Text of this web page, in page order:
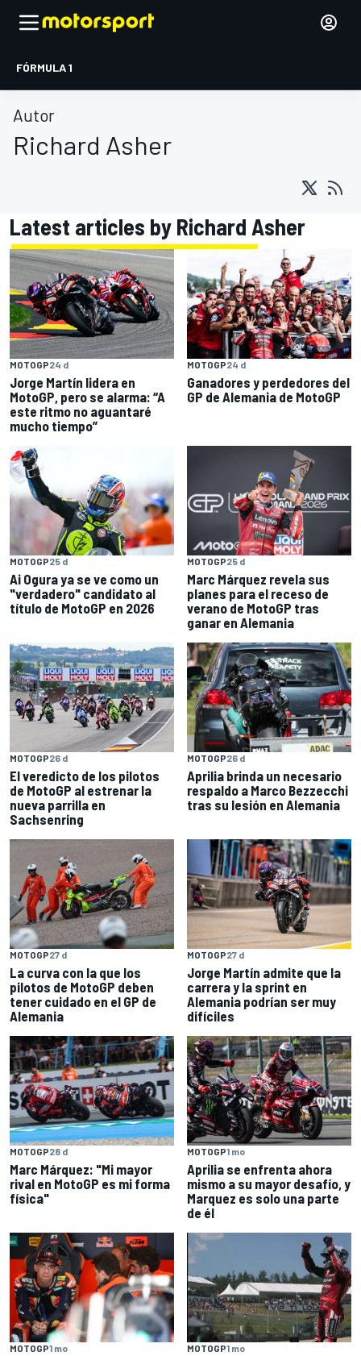
FÓRMULA 1
Autor
Richard Asher
Latest articles by Richard Asher
MOTOGP24 d
Jorge Martín lidera en
MotoGP, pero se alarma: “A
este ritmo no aguantaré
mucho tiempo”
MOTOGP24 d
Ganadores y perdedores del
GP de Alemania de MotoGP
MOTOGP25 d
Ai Ogura ya se ve como un
"verdadero" candidato al
título de MotoGP en 2026
MOTOGP25 d
Marc Márquez revela sus
planes para el receso de
verano de MotoGP tras
ganar en Alemania
MOTOGP26 d
El veredicto de los pilotos
de MotoGP al estrenar la
nueva parrilla en
Sachsenring
MOTOGP26 d
Aprilia brinda un necesario
respaldo a Marco Bezzecchi
tras su lesión en Alemania
MOTOGP27 d
La curva con la que los
pilotos de MotoGP deben
tener cuidado en el GP de
Alemania
MOTOGP27 d
Jorge Martín admite que la
carrera y la sprint en
Alemania podrían ser muy
difíciles
MOTOGP28 d
Marc Márquez: "Mi mayor
rival en MotoGP es mi forma
física"
MOTOGP1 mo
Aprilia se enfrenta ahora
mismo a su mayor desafío, y
Marquez es solo una parte
de él
MOTOGP1 mo MOTOGP1 mo